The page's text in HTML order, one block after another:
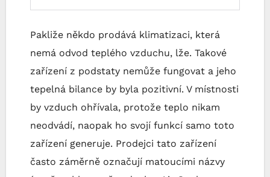
Pakliže někdo prodává klimatizaci, která
nemá odvod teplého vzduchu, lže. Takové
zařízení z podstaty nemůže fungovat a jeho
tepelná bilance by byla pozitivní. V místnosti
by vzduch ohřívala, protože teplo nikam
neodvádí, naopak ho svojí funkcí samo toto
zařízení generuje. Prodejci tato zařízení
často záměrně označují matoucími názvy